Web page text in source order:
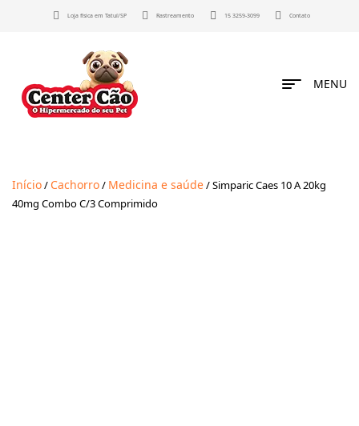
Loja física em Tatuí/SP Rastreamento 15 3259-3099 Contato
MENU
Início/ Cachorro/ Medicina e saúde/ Simparic Caes 10 A 20kg
40mg Combo C/3 Comprimido